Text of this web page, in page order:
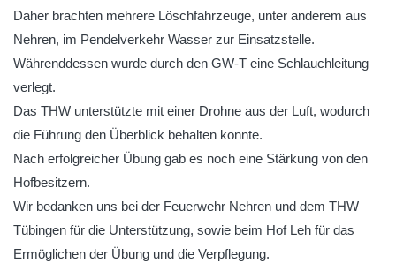
Daher brachten mehrere Löschfahrzeuge, unter anderem aus
Nehren, im Pendelverkehr Wasser zur Einsatzstelle.
Währenddessen wurde durch den GW-T eine Schlauchleitung
verlegt.
Das THW unterstützte mit einer Drohne aus der Luft, wodurch
die Führung den Überblick behalten konnte.
Nach erfolgreicher Übung gab es noch eine Stärkung von den
Hofbesitzern.
Wir bedanken uns bei der Feuerwehr Nehren und dem THW
Tübingen für die Unterstützung, sowie beim Hof Leh für das
Ermöglichen der Übung und die Verpflegung.